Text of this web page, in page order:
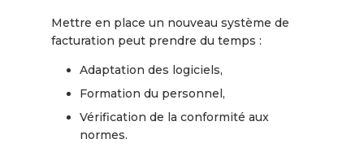
Mettre en place un nouveau système de
facturation peut prendre du temps :
Adaptation des logiciels,
Formation du personnel,
Vérification de la conformité aux
normes.